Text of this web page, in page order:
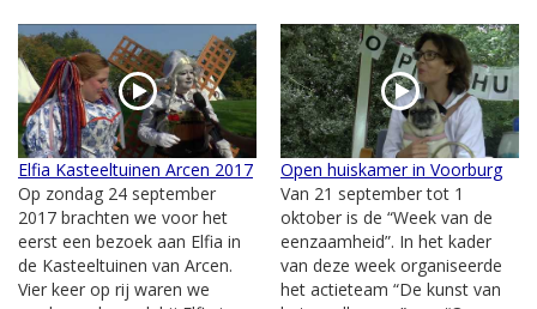
Elfia Kasteeltuinen Arcen 2017
Op zondag 24 september
2017 brachten we voor het
eerst een bezoek aan Elfia in
de Kasteeltuinen van Arcen.
Vier keer op rij waren we
Open huiskamer in Voorburg
Van 21 september tot 1
oktober is de “Week van de
eenzaamheid”. In het kader
van deze week organiseerde
het actieteam “De kunst van